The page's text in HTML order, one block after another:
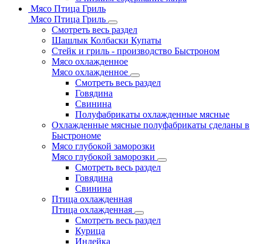
Мясо Птица Гриль
Мясо Птица Гриль
Смотреть весь раздел
Шашлык Колбаски Купаты
Стейк и гриль - производство Быстроном
Мясо охлажденное
Мясо охлажденное
Смотреть весь раздел
Говядина
Свинина
Полуфабрикаты охлажденные мясные
Охлажденные мясные полуфабрикаты сделаны в
Быстрономе
Мясо глубокой заморозки
Мясо глубокой заморозки
Смотреть весь раздел
Говядина
Свинина
Птица охлажденная
Птица охлажденная
Смотреть весь раздел
Курица
Индейка